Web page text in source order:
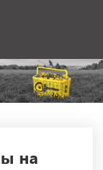
на